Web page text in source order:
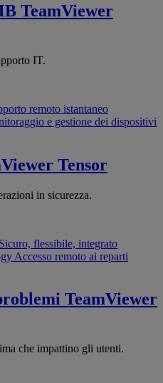
TeamViewer
IT.
remoto istantaneo
e gestione dei dispositivi
Tensor
in sicurezza.
Sicuro, flessibile, integrato
Accesso remoto ai reparti
TeamViewer
che impattino gli utenti.